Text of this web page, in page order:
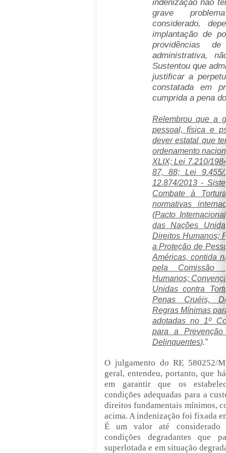
indenização não
grave
considerado,
implantação de
providências
administrativa,
Sustentou que
justificar a
constatada em
cumprida a pena
Relembrou que a
pessoal, física e
dever estatal que
ordenamento
XLIX; Lei 7.210/
87, 88; Lei
12.874/2013 -
Combate à
normativas
(Pacto
das Nações
Direitos Humanos;
a Proteção de
Américas, contida
pela Comissão
Humanos;
Unidas contra
Penas Cruéis,
Regras Mínimas
adotadas no 1º
para a
Delinquentes).”
O julgamento do RE 580252/
geral, entendeu, portanto, que
em garantir que os
condições adequadas para a
direitos fundamentais mínimos,
acima. A indenização foi fixada
É um valor até considerado
condições degradantes que
superlotada e em situação